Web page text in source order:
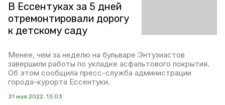
В Ессентуках за 5 дней
отремонтировали дорогу
к детскому саду
Менее, чем за неделю на бульваре Энтузиастов
завершили работы по укладке асфальтового покрытия.
Об этом сообщила пресс-служба администрации
города-курорта Ессентуки.
31 мая 2022, 13:03